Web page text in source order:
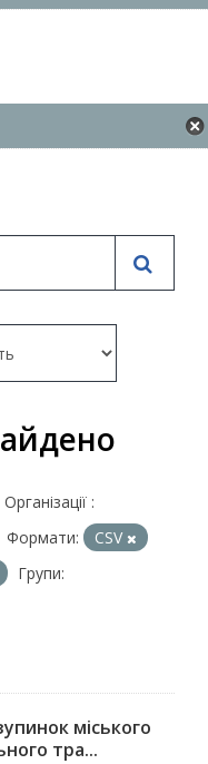
Організації :
Формати:
CSV
Групи:
міського
тра...